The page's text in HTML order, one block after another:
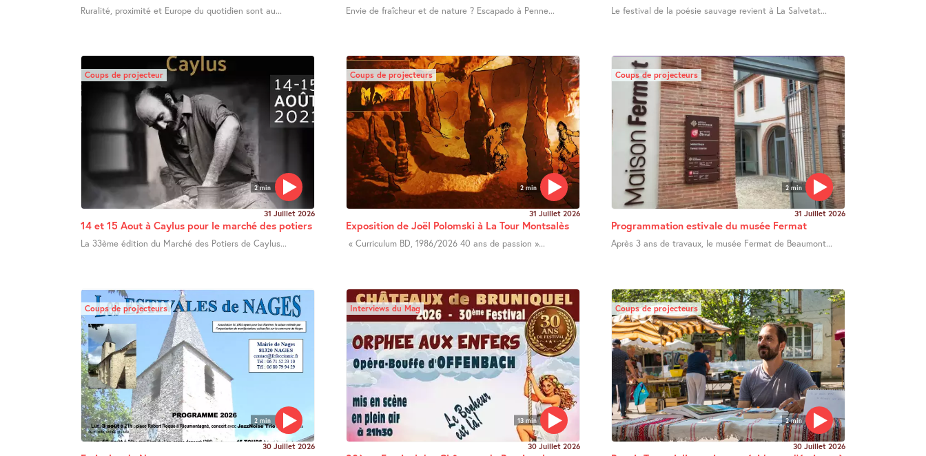
Ruralité, proximité et Europe du quotidien sont au... Envie de fraîcheur et de nature ? Escapado à Penne... Le festival de la poésie sauvage revient à La Salvetat...
2 min
Coups de projecteur
31 Juillet 2026
14 et 15 Aout à Caylus pour le marché des potiers
La 33ème édition du Marché des Potiers de Caylus...
2 min
Coups de projecteurs
31 Juillet 2026
Exposition de Joël Polomski à La Tour Montsalès
« Curriculum BD, 1986/2026 40 ans de passion »...
2 min
Coups de projecteurs
31 Juillet 2026
Programmation estivale du musée Fermat
Après 3 ans de travaux, le musée Fermat de Beaumont...
2 min
Coups de projecteurs
30 Juillet 2026
13 min
Interviews du Mag
30 Juillet 2026
2 min
Coups de projecteurs
30 Juillet 2026